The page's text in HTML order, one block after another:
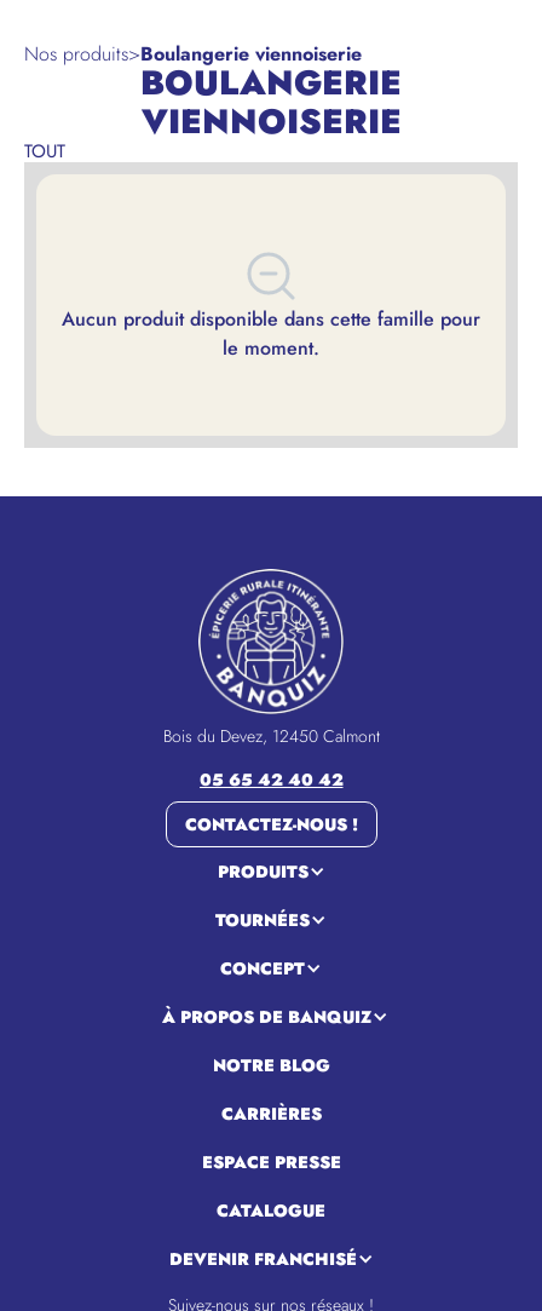
Nos produits>Boulangerie viennoiserie
BOULANGERIE
VIENNOISERIE
TOUT
Aucun produit disponible dans cette famille pour
le moment.
Bois du Devez, 12450 Calmont
05 65 42 40 42
CONTACTEZ-NOUS !
PRODUITS
TOURNÉES
CONCEPT
À PROPOS DE BANQUIZ
NOTRE BLOG
CARRIÈRES
ESPACE PRESSE
CATALOGUE
DEVENIR FRANCHISÉ
Suivez-nous sur nos réseaux !